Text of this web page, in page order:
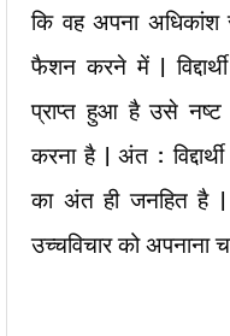
कि वह अपना अधिकांश
फैशन करने में |
प्राप्त हुआ है उसे नष्ट
करना है | अंत :
का अंत ही जनहित है |
उच्चविचार को अपनाना